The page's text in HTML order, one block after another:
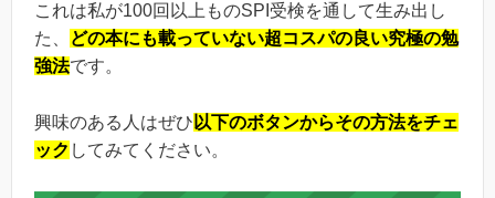
これは私が100回以上ものSPI受検を通して生み出し
た、
どの本にも載っていない超コスパの良い究極の勉
強法です。
興味のある人はぜひ 以下のボタンからその方法をチェ
ック してみてください。